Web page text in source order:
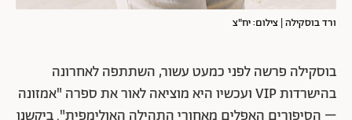
ורד בוסקילה | צילום: יח"צ
בוסקילה פרשה לפני כמעט עשור, השתתפה לאחרונה
בהישרדות VIP ועכשיו היא מוציאה לאור את ספרה "אמזונה